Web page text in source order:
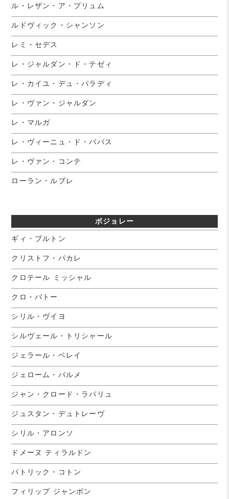
ル・レザン・ア・プリュム
ルドヴィック・シャンソン
レミ・セデス
レ・ジャルダン・ド・テゼィ
レ・カイユ・デュ・パラディ
レ・ヴァン・ジャルダン
レ・マルガ
レ・ヴィーニュ・ド・ババス
レ・ヴァン・コンテ
ローラン・ルブレ
ボジョレー
ギィ・ブルトン
クリストフ・パカレ
クロテール ミッシャル
クロ・バトー
シリル・ヴイヨ
シルヴェール・トリシャール
ジェラール・ベレイ
ジェローム・バルメ
ジャン・クロード・ラパリュ
ジュスタン・デュトレーヴ
シリル・アロンソ
ドメーヌ ティラルドン
パトリック・コトン
フィリップ ジャンボン